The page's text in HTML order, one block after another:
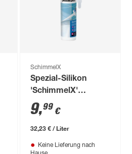
SchimmelX
Spezial-Silikon
'SchimmelX'
manhattan-grau 310
ml
9,99 €
32,23 € / Liter
Keine Lieferung nach